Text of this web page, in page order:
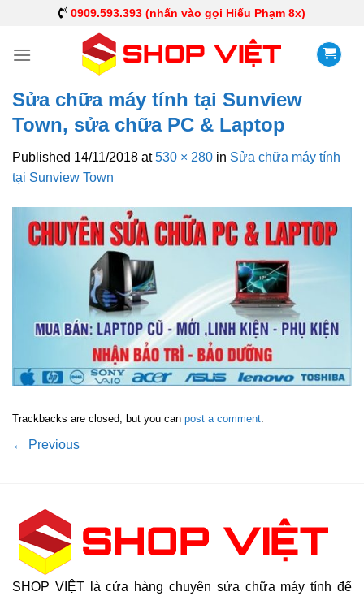
0909.593.393 (nhấn vào gọi Hiếu Phạm 8x)
Sửa chữa máy tính tại Sunview
Town, sửa chữa PC & Laptop
Published 14/11/2018 at530 × 280 in Sửa chữa máy tính
tại Sunview Town
Trackbacks are closed, but you can post a comment
← Previous
SHOP VIỆT là cửa hàng chuyên sửa chữa máy tính để